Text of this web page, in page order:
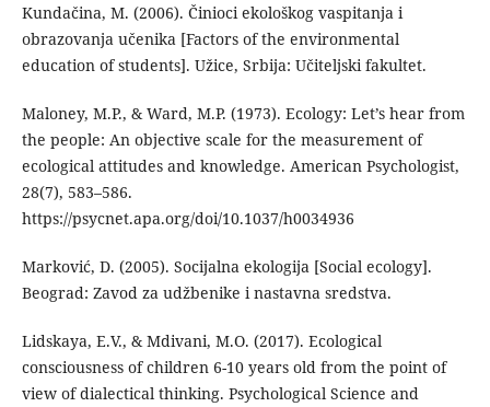
Kundačina, M. (2006). Činioci ekološkog vaspitanja i
obrazovanja učenika [Factors of the environmental
education of students]. Užice, Srbija: Učiteljski fakultet.
Maloney, M.P., & Ward, M.P. (1973). Ecology: Let’s hear from
the people: An objective scale for the measurement of
ecological attitudes and knowledge. American Psychologist,
28(7), 583–586.
https://psycnet.apa.org/doi/10.1037/h0034936
Marković, D. (2005). Socijalna ekologija [Social ecology].
Beograd: Zavod za udžbenike i nastavna sredstva.
Lidskaya, E.V., & Mdivani, M.O. (2017). Ecological
consciousness of children 6-10 years old from the point of
view of dialectical thinking. Psychological Science and